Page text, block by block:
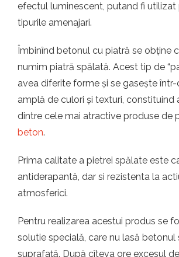
efectul luminescent, putand fi
tipurile amenajari.
Îmbinînd betonul cu piatră se obține
numim piatră spălată. Acest tip de
avea diferite forme și se gasește
amplă de culori și texturi, constituind
dintre cele mai atractive produse de
beton.
Prima calitate a pietrei spălate este
antiderapantă, dar si rezistenta la
atmosferici.
Pentru realizarea acestui produs se
solutie specială, care nu lasă betonul
suprafață. După cîteva ore excesul de